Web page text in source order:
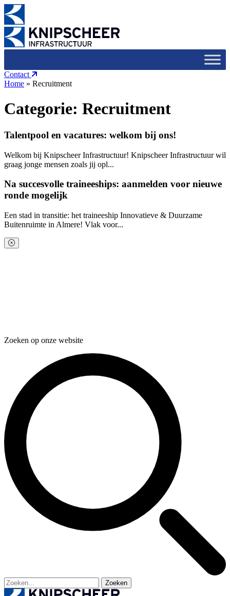
Contact
Home » Recruitment
Categorie: Recruitment
Talentpool en vacatures: welkom bij ons!
Welkom bij Knipscheer Infrastructuur! Knipscheer Infrastructuur wil
graag jonge mensen zoals jij opl...
Na succesvolle traineeships: aanmelden voor nieuwe
ronde mogelijk
Een stad in transitie: het traineeship Innovatieve & Duurzame
Buitenruimte in Almere! Vlak voor...
Zoeken op onze website
Zoeken